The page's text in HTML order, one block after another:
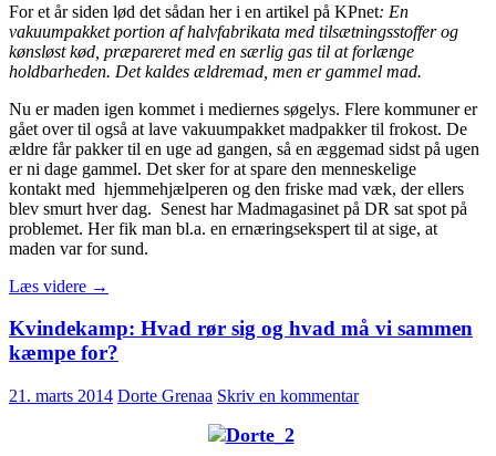
For et år siden lød det sådan her i en artikel på KPnet: En
vakuumpakket portion af halvfabrikata med tilsætningsstoffer og
kønsløst kød, præpareret med en særlig gas til at forlænge
holdbarheden. Det kaldes ældremad, men er gammel mad.
Nu er maden igen kommet i mediernes søgelys. Flere kommuner er
gået over til også at lave vakuumpakket madpakker til frokost. De
ældre får pakker til en uge ad gangen, så en æggemad sidst på ugen
er ni dage gammel. Det sker for at spare den menneskelige
kontakt med hjemmehjælperen og den friske mad væk, der ellers
blev smurt hver dag. Senest har Madmagasinet på DR sat spot på
problemet. Her fik man bl.a. en ernæringsekspert til at sige, at
maden var for sund.
Læs videre Ældremad
nyliberalisme
vakuumpakke
→
Kvindekamp: Hvad rør sig og hvad må vi sammen
kæmpe for?
21. marts 2014 Dorte Grenaa Skriv en kommentar